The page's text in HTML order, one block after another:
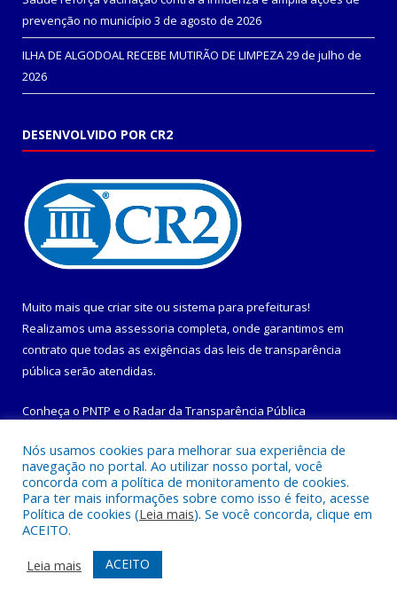
prevenção no município 3 de agosto de 2026
ILHA DE ALGODOAL RECEBE MUTIRÃO DE LIMPEZA29 de julho de
2026
DESENVOLVIDO POR CR2
Muito mais que criar site ou sistema para prefeituras!
Realizamos uma assessoria completa, onde garantimos em
contrato que todas as exigências das leis de transparência
pública serão atendidas.
Conheça o PNTP e o Radar da Transparência Pública
Todos os direitos reservados a Prefeitura Municipal de
Maracanã.
Mapa do Site
Acessar Área Administrativa
Acessar Webmail
Nós usamos cookies para melhorar sua experiência de
navegação no portal. Ao utilizar nosso portal, você
concorda com a política de monitoramento de cookies.
Para ter mais informações sobre como isso é feito, acesse
Política de cookies (Leia mais). Se você concorda, clique em
ACEITO.
Leia mais
ACEITO